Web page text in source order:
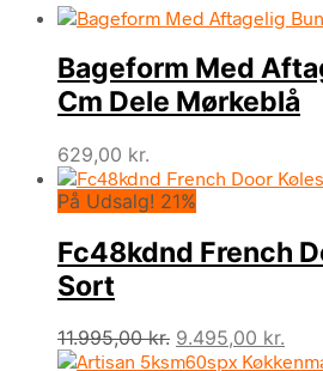
Bageform Med
Cm Dele Mørkeblå
629,00 kr.
På Udsalg! 21%
Fc48kdnd French
Sort
11.995,00kr. Den
oprindelige
9.495,00 kr.